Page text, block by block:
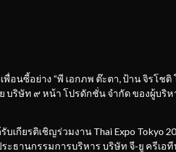
พื่อนซี้อย่าง “พี เอกภพ ต๊ะตา, ป้าน จิรโช
บริษัท ๙ หน้า โปรดักชั่น จำกัด ของผู้บริห
เกียรติเชิญร่วมงาน Thai Expo Tokyo
ะธานกรรมการบริหาร บริษัท จี-ยู ครีเอ